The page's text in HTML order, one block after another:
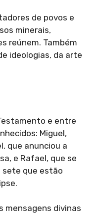
de povos e
minerais,
reúnem. Também
ideologias, da arte
e entre
Miguel,
que anunciou a
e Rafael, que se
sete que estão
mensagens divinas